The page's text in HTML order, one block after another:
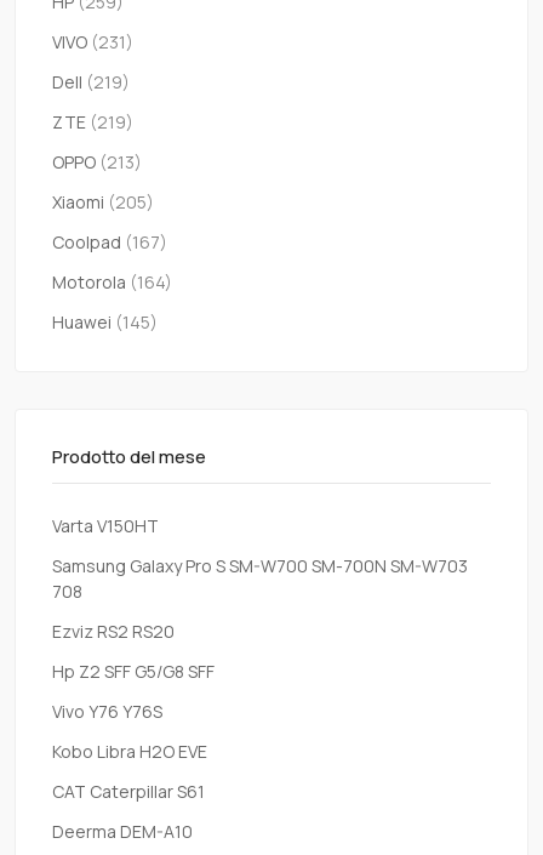
VIVO (231)
Dell (219)
ZTE (219)
OPPO (213)
Xiaomi (205)
Coolpad (167)
Motorola (164)
Huawei (145)
Prodotto del mese
Varta V150HT
Samsung Galaxy Pro S SM-W700 SM-700N SM-W703
708
Ezviz RS2 RS20
Hp Z2 SFF G5/G8 SFF
Vivo Y76 Y76S
Kobo Libra H2O EVE
CAT Caterpillar S61
Deerma DEM-A10